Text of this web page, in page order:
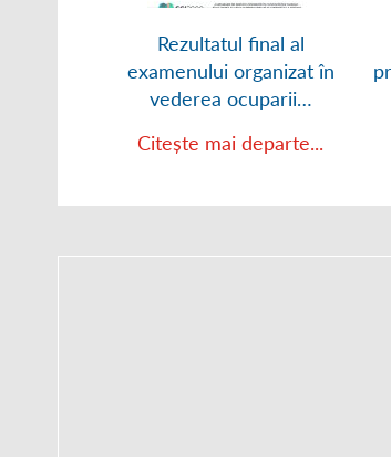
Rezultatul final al
examenului organizat în
vederea ocuparii…
Citește mai departe...